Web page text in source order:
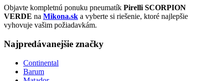
Objavte kompletnú ponuku pneumatík Pirelli SCORPION
VERDE na Mikona.sk a vyberte si riešenie, ktoré najlepšie
vyhovuje vašim požiadavkám.
Najpredávanejšie značky
Continental
Barum